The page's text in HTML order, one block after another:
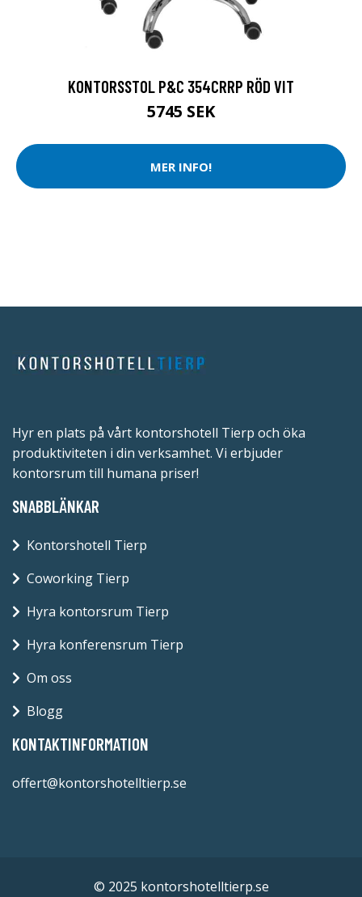
KONTORSSTOL P&C 354CRRP RÖD VIT
5745 SEK
MER INFO!
Hyr en plats på vårt kontorshotell Tierp och öka
produktiviteten i din verksamhet. Vi erbjuder
kontorsrum till humana priser!
SNABBLÄNKAR
Kontorshotell Tierp
Coworking Tierp
Hyra kontorsrum Tierp
Hyra konferensrum Tierp
Om oss
Blogg
KONTAKTINFORMATION
offert@kontorshotelltierp.se
© 2025 kontorshotelltierp.se